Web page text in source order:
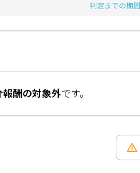
判定までの期間
報酬の対象外です。